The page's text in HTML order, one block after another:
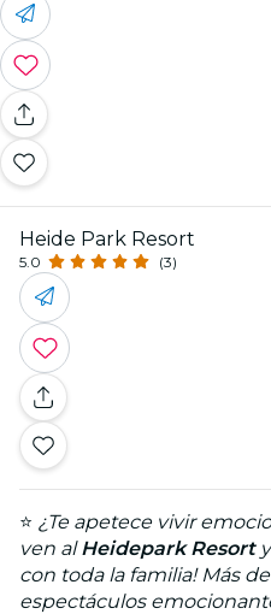
Heide Park Resort
5.0 (3)
⭐ ¿Te apetece vivir
ven alHeidepark Resorty
con toda la familia! Más
espectáculos